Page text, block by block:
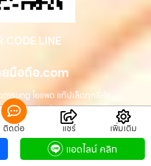
CODE LINE
มือถือ.com
ไอแพด แท๊ปเล็ตทุกยี่ห้อ
สูง รับเงินทันที
ติดต่อ แชร์ เพิ่มเติม
แอดไลน์ คลิก